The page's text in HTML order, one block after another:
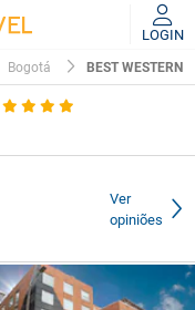
LOGIN
Bogotá BEST WESTERN
Ver
opiniões